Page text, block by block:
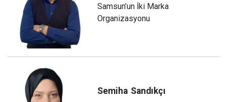
Samsun’un İki Marka
Organizasyonu
Semiha Sandıkçı